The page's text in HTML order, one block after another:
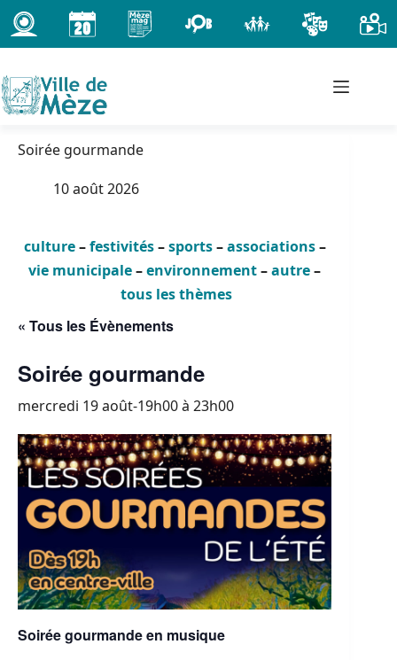
Passer
au
contenu
Soirée gourmande
10 août 2026
culture–festivités–sports–associations–
vie municipale–environnement–autre–
tous les thèmes
« Tous les Évènements
Soirée gourmande
mercredi 19 août-19h00à 23h00
Soirée gourmande en musique